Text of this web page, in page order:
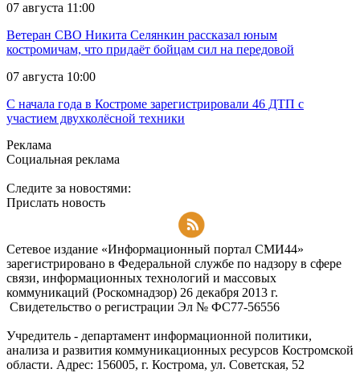
07 августа 11:00
Ветеран СВО Никита Селянкин рассказал юным
костромичам, что придаёт бойцам сил на передовой
07 августа 10:00
С начала года в Костроме зарегистрировали 46 ДТП с
участием двухколёсной техники
Реклама
Социальная реклама
Следите за новостями:
Прислать новость
Сетевое издание «Информационный портал СМИ44»
зарегистрировано в Федеральной службе по надзору в сфере
связи, информационных технологий и массовых
коммуникаций (Роскомнадзор) 26 декабря 2013 г.
Свидетельство о регистрации Эл № ФC77-56556
Учредитель - департамент информационной политики,
анализа и развития коммуникационных ресурсов Костромской
области. Адрес: 156005, г. Кострома, ул. Советская, 52